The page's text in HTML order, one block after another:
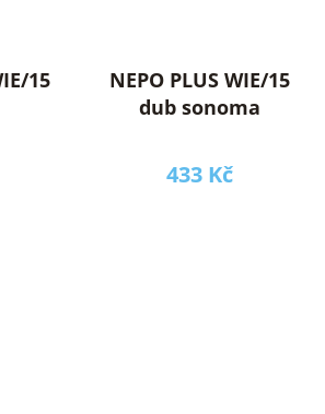
15
NEPO PLUS WIE/15
dub sonoma
433 Kč